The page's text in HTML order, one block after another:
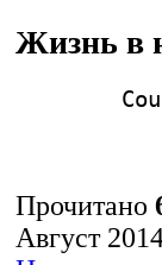
Жизнь в
Прочитано
Август